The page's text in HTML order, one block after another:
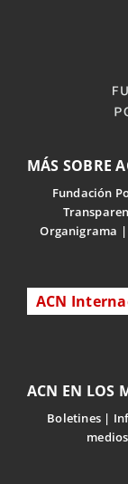
MÁS SOBRE
Fundación
Organigrama
ACN
ACN EN LOS
Boletines
medios